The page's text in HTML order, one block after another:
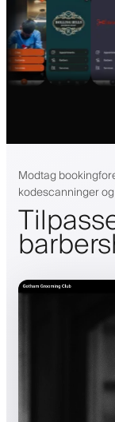
Modtag
kodescanninger